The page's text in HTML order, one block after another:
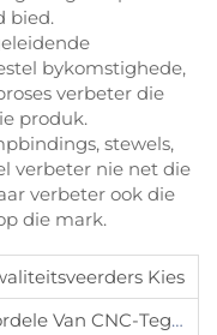
bied.
bykomstighede,
verbeter die
produk.
stewels,
verbeter nie net die
verbeter ook die
die mark.
Kies
Van CNC-Tegnologie